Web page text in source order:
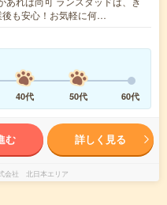
も安心！お気軽に何…
40代 50代 60代
む 詳しく見る
会社 北日本エリア